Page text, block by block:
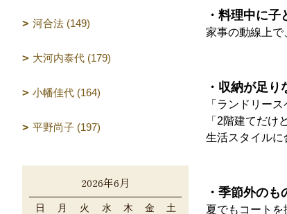
・料理中に
家事の動線上で
・収納が足
「ランドリー
「2階建てだけ
生活スタイルに
・季節外の
夏でもコート
河合法 (149)
大河内泰代 (179)
小幡佳代 (164)
平野尚子 (197)
2026年6月
日 月 火 水 木 金
土